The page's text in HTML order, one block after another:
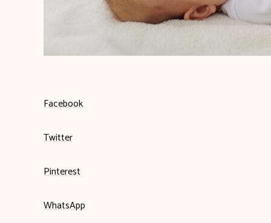
Facebook
Twitter
Pinterest
WhatsApp